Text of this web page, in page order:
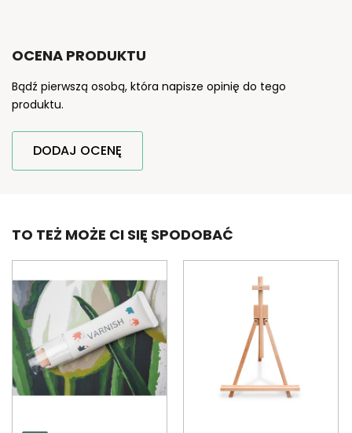
OCENA PRODUKTU
Bądź pierwszą osobą, która napisze opinię do tego
produktu.
DODAJ OCENĘ
TO TEŻ MOŻE CI SIĘ SPODOBAĆ